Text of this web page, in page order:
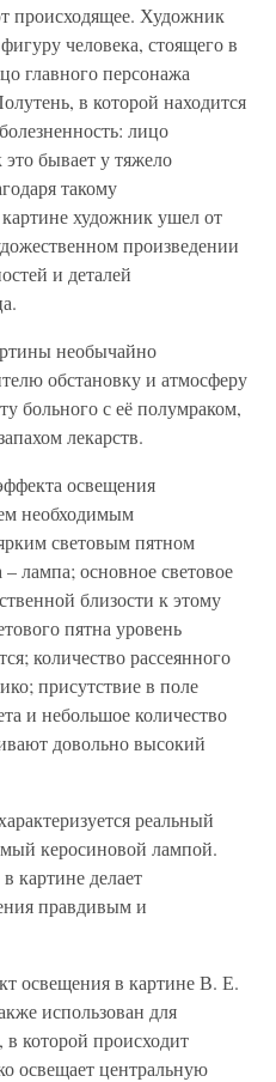
происходящее. Художник
человека, стоящего в
главного персонажа
в которой находится
лицо
бывает у тяжело
такому
художник ушел от
произведении
и деталей
необычайно
обстановку и атмосферу
больного с её полумраком,
лекарств.
освещения
необходимым
световым пятном
– лампа; основное световое
близости к этому
пятна уровень
количество рассеянного
присутствие в поле
и небольшое количество
довольно высокий
реальный
керосиновой лампой.
картине делает
правдивым и
освещения в картине В. Е.
использован для
в которой происходит
освещает центральную